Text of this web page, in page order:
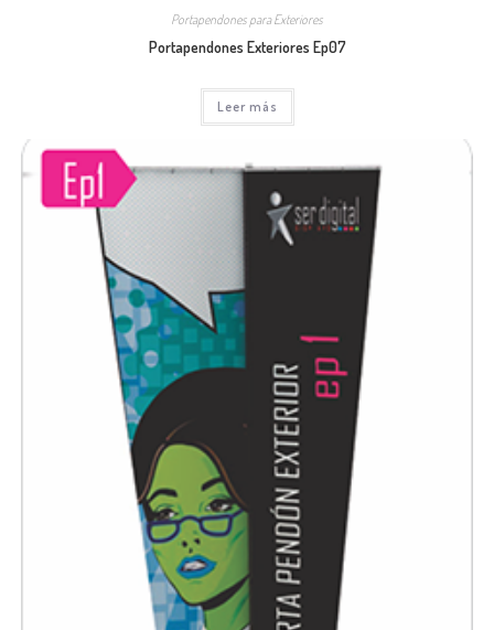
Portapendones para Exteriores
Portapendones Exteriores Ep07
Leer más